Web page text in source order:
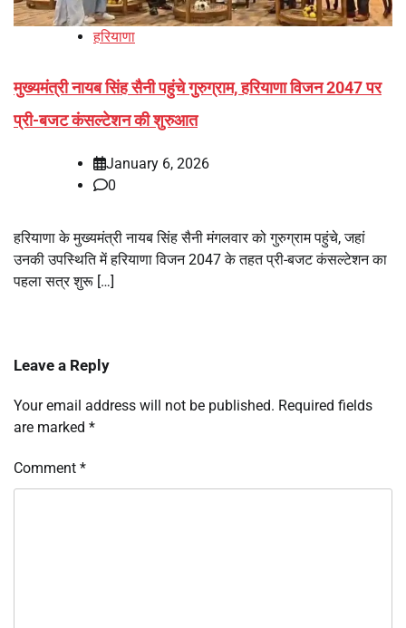
हरियाणा
मुख्यमंत्री नायब सिंह सैनी पहुंचे गुरुग्राम, हरियाणा विजन 2047 पर
प्री-बजट कंसल्टेशन की शुरुआत
January 6, 2026
0
हरियाणा के मुख्यमंत्री नायब सिंह सैनी मंगलवार को गुरुग्राम पहुंचे, जहां
उनकी उपस्थिति में हरियाणा विजन 2047 के तहत प्री-बजट कंसल्टेशन का
पहला सत्र शुरू […]
Leave a Reply
Your email address will not be published. Required fields
are marked *
Comment *